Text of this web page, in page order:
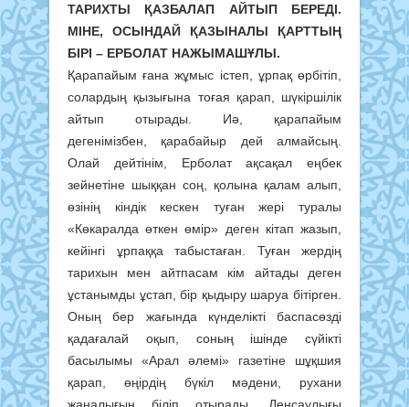
ТАРИХТЫ ҚАЗБАЛАП АЙТЫП БЕРЕДІ.
МІНЕ, ОСЫНДАЙ ҚАЗЫНАЛЫ ҚАРТТЫҢ
БІРІ – ЕРБОЛАТ НАЖЫМАШҰЛЫ.
Қарапайым ғана жұмыс істеп, ұрпақ өрбітіп,
солардың қызығына тоғая қарап, шүкіршілік
айтып отырады. Иә, қарапайым
дегенімізбен, қарабайыр дей алмайсың.
Олай дейтінім, Ерболат ақсақал еңбек
зейнетіне шыққан соң, қолына қалам алып,
өзінің кіндік кескен туған жері туралы
«Көкаралда өткен өмір» деген кітап жазып,
кейінгі ұрпаққа табыстаған. Туған жердің
тарихын мен айтпасам кім айтады деген
ұстанымды ұстап, бір қыдыру шаруа бітірген.
Оның бер жағында күнделікті баспасөзді
қадағалай оқып, соның ішінде сүйікті
басылымы «Арал әлемі» газетіне шұқшия
қарап, өңірдің бүкіл мәдени, рухани